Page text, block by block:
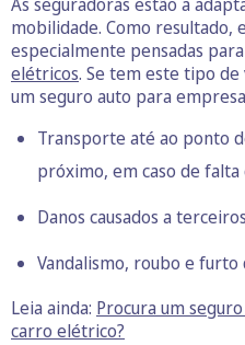
mobilidade. Como resultado,
especialmente pensadas para
elétricos. Se tem este tipo
um seguro auto para
Transporte até ao ponto
próximo, em caso de
Danos causados a
Vandalismo, roubo e
Leia ainda: Procura um
carro elétrico?